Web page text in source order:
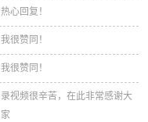
热心回复！
我很赞同！
我很赞同！
录视频很辛苦，在此非常感谢大
家